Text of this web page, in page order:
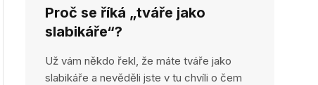
Proč se říká „tváře jako
slabikáře“?
Už vám někdo řekl, že máte tváře jako
slabikáře a nevěděli jste v tu chvíli o čem